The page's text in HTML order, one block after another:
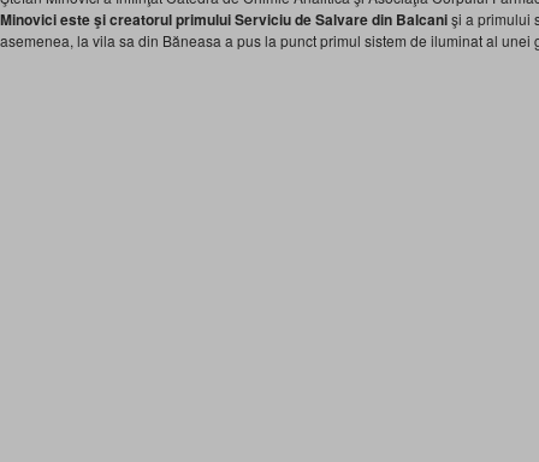
Minovici este şi creatorul primului Serviciu de Salvare din Balcanişi a primului
asemenea, la vila sa din Băneasa a pus la punct primul sistem de iluminat al unei